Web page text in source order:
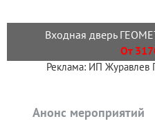
Входная дверь
От
Реклама: ИП
Анонс мероприятий